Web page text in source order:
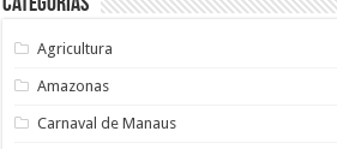
Agricultura
Amazonas
Carnaval de Manaus